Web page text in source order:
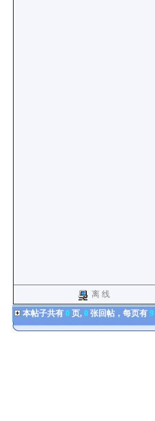
离 线
本帖子共有 0 页, 0 张回帖，每页有 9